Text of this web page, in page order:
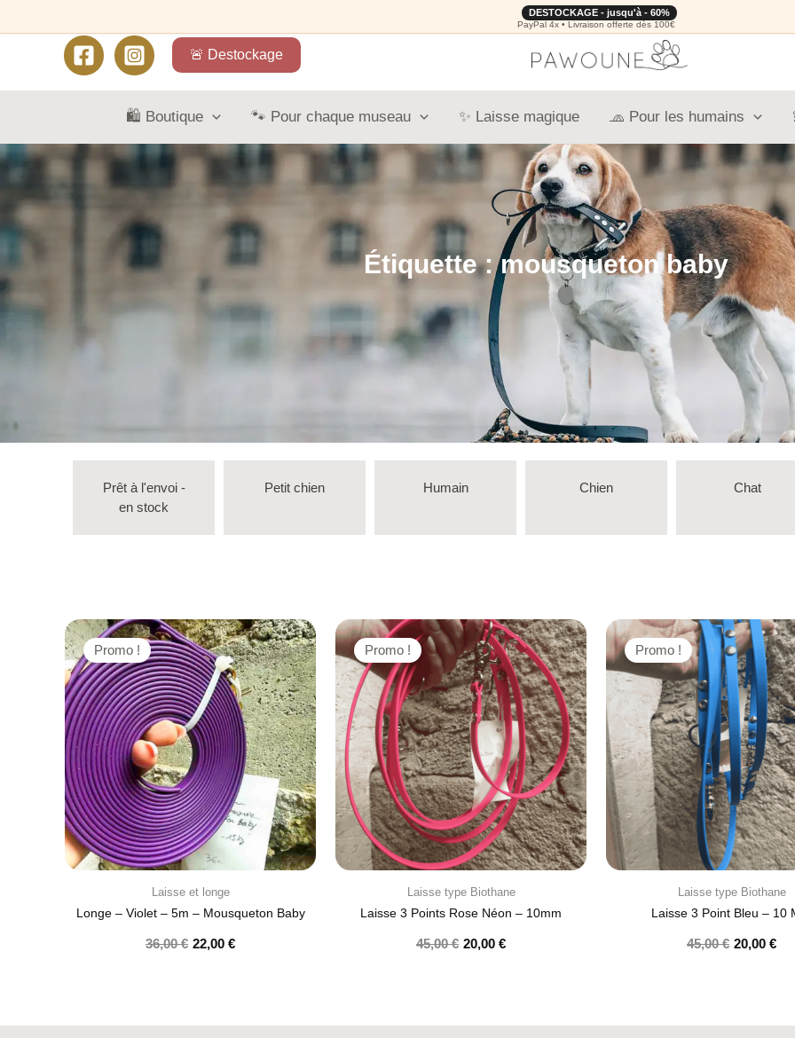
🚨 Destockage
DESTOCKAGE - jusqu'à - 60%
PayPal 4x • Livraison offerte dès 100€
🛍️ Boutique 🐾 Pour chaque museau ✨ Laisse magique 🧢 Pour les humains
Étiquette : mousqueton baby
Prêt à l'envoi -
en stock
Petit chien Humain Chien Chat
Laisse et longe
Longe – Violet – 5m – Mousqueton Baby
36,00€ 22,00 €
Promo !
Laisse type Biothane
Laisse 3 Points Rose Néon – 10mm
45,00€ 20,00 €
Promo !
Laisse type Biothane
Laisse 3 Point Bleu – 10
45,00€ 20,00 €
Promo !